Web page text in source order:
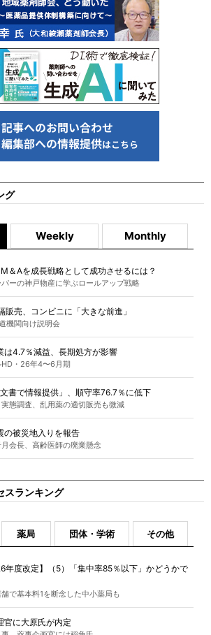
グ
Weekly Monthly
＆Aを成長戦略として成功させるには？
ーの神戸物産に学ぶロールアップ戦略
販売、コンビニに「大きな前進」
機関向け説明会
は4.7％減益、長期処方が影響
HD・26年4〜6月期
書で情報提供」、順守率76.7％に低下
態調査、乱用薬の適切販売も微減
の被災地入りを報告
会長、高齢医師の廃業懸念
スランキング
薬局 団体・学術 その他
年度改定】（5）「集中率85％以下」かどうかで
で基本料1を断念した中小薬局も
官に大原氏が内定